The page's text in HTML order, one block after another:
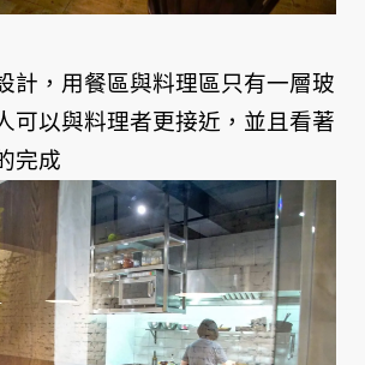
計，用餐區與料理區只有一層玻
可以與料理者更接近，並且看著
完成